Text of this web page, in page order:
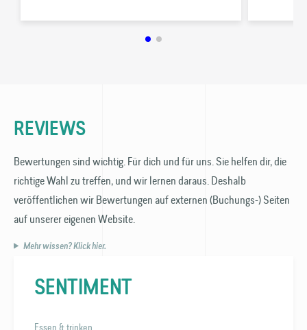
REVIEWS
Bewertungen sind wichtig. Für dich und für uns. Sie helfen dir, die
richtige Wahl zu treffen, und wir lernen daraus. Deshalb
veröffentlichen wir Bewertungen auf externen (Buchungs-) Seiten
auf unserer eigenen Website.
Mehr wissen? Klick hier.
SENTIMENT
Essen & trinken